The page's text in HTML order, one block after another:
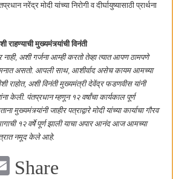
नरेंद्र मोदी यांच्या निरोगी व दीर्घायुष्यासाठी प्रार्थना
राहण्याची मुख्यमंत्र्यांची विनंती
नाही, अशी गर्जना आम्ही करतो तेव्हा त्यात आपण ठामपणे
मनात असतो. आपली साथ, आशीर्वाद असेच कायम आमच्या
राहोत, अशी विनंती मुख्यमंत्री देवेंद्र फडणवीस यांनी
केली. पंतप्रधान म्हणून १२ वर्षांचा कार्यकाल पूर्ण
मुख्यमंत्र्यांनी जाहीर पत्राद्वारे मोदी यांच्या कार्याचा गौरव
१२ वर्षे पूर्ण झाली याचा अपार आनंद आज आमच्या
नमूद केले आहे.
E
Share